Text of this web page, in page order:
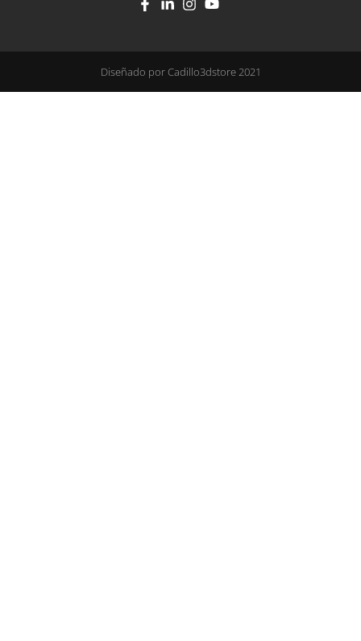
Diseñado por Cadillo3dstore 2021